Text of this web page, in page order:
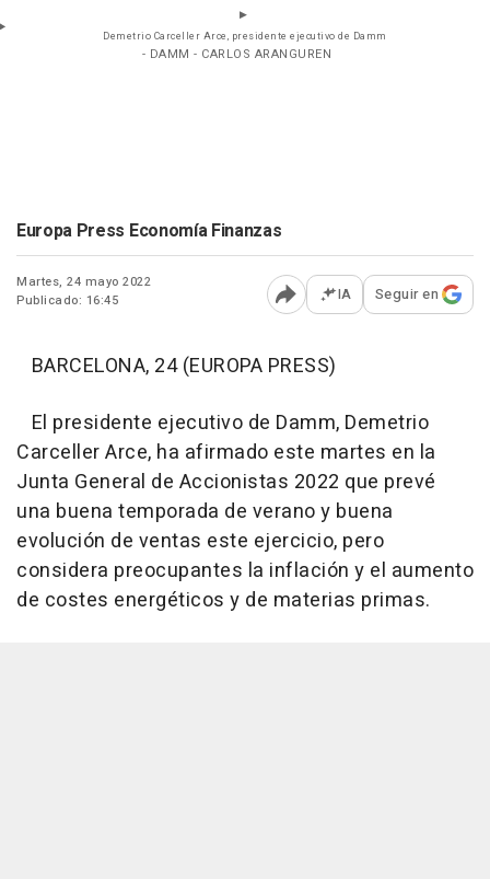
Demetrio Carceller Arce, presidente ejecutivo de Damm
- DAMM - CARLOS ARANGUREN
Europa Press Economía Finanzas
Martes, 24 mayo 2022
Publicado: 16:45
Abrir opciones para
IA Seguir en
BARCELONA, 24 (EUROPA PRESS)
El presidente ejecutivo de Damm, Demetrio
Carceller Arce, ha afirmado este martes en la
Junta General de Accionistas 2022 que prevé
una buena temporada de verano y buena
evolución de ventas este ejercicio, pero
considera preocupantes la inflación y el aumento
de costes energéticos y de materias primas.